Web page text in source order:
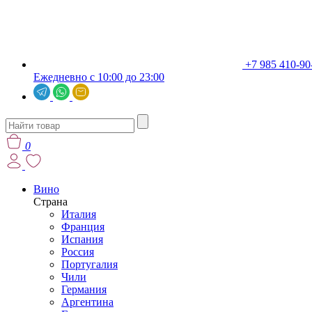
+7 985 410-
Ежедневно с 10:00 до 23:00
0
Вино
Страна
Италия
Франция
Испания
Россия
Португалия
Чили
Германия
Аргентина